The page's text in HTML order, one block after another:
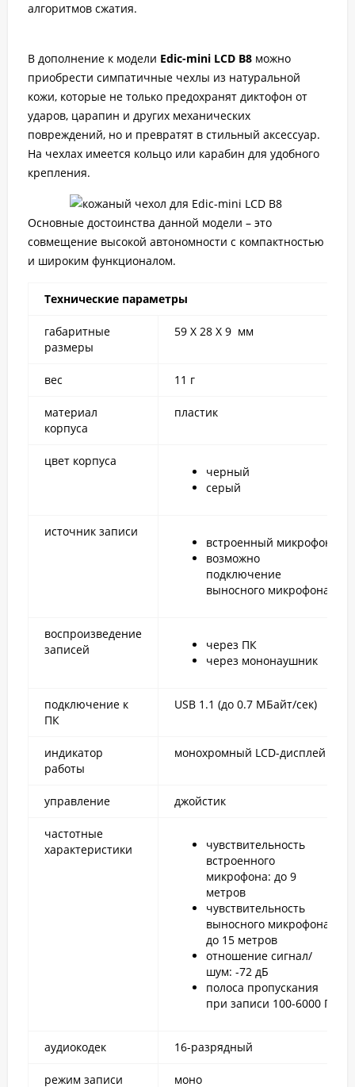
алгоритмов сжатия.
В дополнение к модели Edic-mini LCD B8 можно
приобрести симпатичные чехлы из натуральной
кожи, которые не только предохранят диктофон от
ударов, царапин и других механических
повреждений, но и превратят в стильный аксессуар.
На чехлах имеется кольцо или карабин для удобного
крепления.
Основные достоинства данной модели – это
совмещение высокой автономности с компактностью
и широким функционалом.
Технические параметры
габаритные
размеры
59 Х 28 Х 9 мм
вес 11 г
материал
корпуса
пластик
цвет корпуса
черный
серый
источник записи
встроенный микрофон
возможно
подключение
выносного микрофона
воспроизведение
записей
через ПК
через мононаушник
подключение к
ПК
USB 1.1 (до 0.7 МБайт/сек)
индикатор
работы
монохромный LCD-дисплей
управление джойстик
частотные
характеристики
чувствительность
встроенного
микрофона: до 9
метров
чувствительность
выносного микрофона:
до 15 метров
отношение сигнал/
шум: -72 дБ
полоса пропускания
при записи 100-6000 Гц
аудиокодек 16-разрядный
режим записи моно